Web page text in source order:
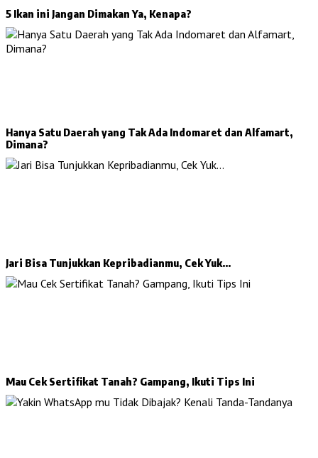
5 Ikan ini Jangan Dimakan Ya, Kenapa?
Hanya Satu Daerah yang Tak Ada Indomaret dan Alfamart,
Dimana?
Jari Bisa Tunjukkan Kepribadianmu, Cek Yuk…
Mau Cek Sertifikat Tanah? Gampang, Ikuti Tips Ini